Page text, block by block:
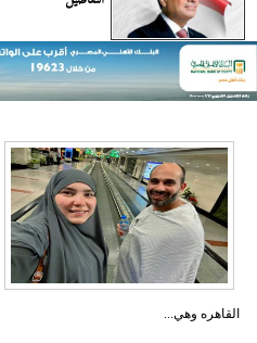
القاهره وهي...